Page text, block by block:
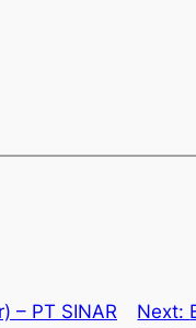
– PT SINAR
Next: